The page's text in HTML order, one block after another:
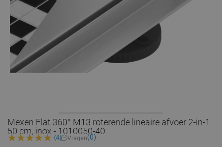
Mexen Flat 360° M13 roterende lineaire afvoer 2-in-1
50 cm, inox - 1010050-40
(4) Vragen(0)